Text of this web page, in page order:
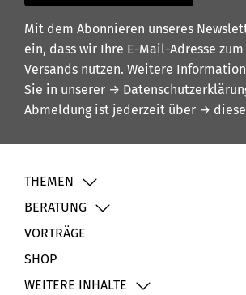
Mit dem Abonnieren unseres
ein, dass wir Ihre E-Mail-Adresse zum
Versands nutzen. Weitere
Sie in unserer →
Abmeldung ist jederzeit über →
THEMEN
BERATUNG
VORTRÄGE
SHOP
WEITERE INHALTE